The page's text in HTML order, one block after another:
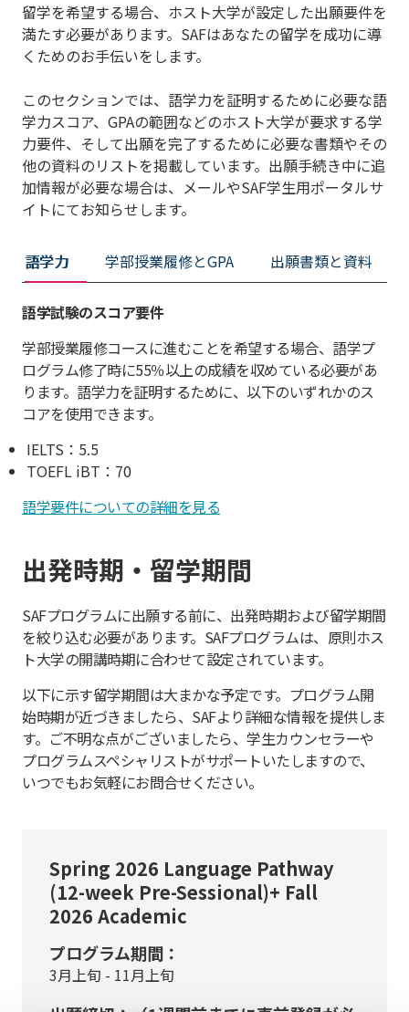
留学を希望する場合、ホスト大学が設定した出願要件を
満たす必要があります。SAFはあなたの留学を成功に導
くためのお手伝いをします。
このセクションでは、語学力を証明するために必要な語
学力スコア、GPAの範囲などのホスト大学が要求する学
力要件、そして出願を完了するために必要な書類やその
他の資料のリストを掲載しています。出願手続き中に追
加情報が必要な場合は、メールやSAF学生用ポータルサ
イトにてお知らせします。
語学力 学部授業履修とGPA 出願書類と資料
語学試験のスコア要件
学部授業履修コースに進むことを希望する場合、語学プ
ログラム修了時に55％以上の成績を収めている必要があ
ります。語学力を証明するために、以下のいずれかのス
コアを使用できます。
IELTS：5.5
TOEFL iBT：70
語学要件についての詳細を見る
出発時期・留学期間
SAFプログラムに出願する前に、出発時期および留学期間
を絞り込む必要があります。SAFプログラムは、原則ホス
ト大学の開講時期に合わせて設定されています。
以下に示す留学期間は大まかな予定です。プログラム開
始時期が近づきましたら、SAFより詳細な情報を提供しま
す。ご不明な点がございましたら、学生カウンセラーや
プログラムスペシャリストがサポートいたしますので、
いつでもお気軽にお問合せください。
Spring 2026 Language Pathway
(12-week Pre-Sessional)+ Fall
2026 Academic
プログラム期間：
3月上旬 - 11月上旬